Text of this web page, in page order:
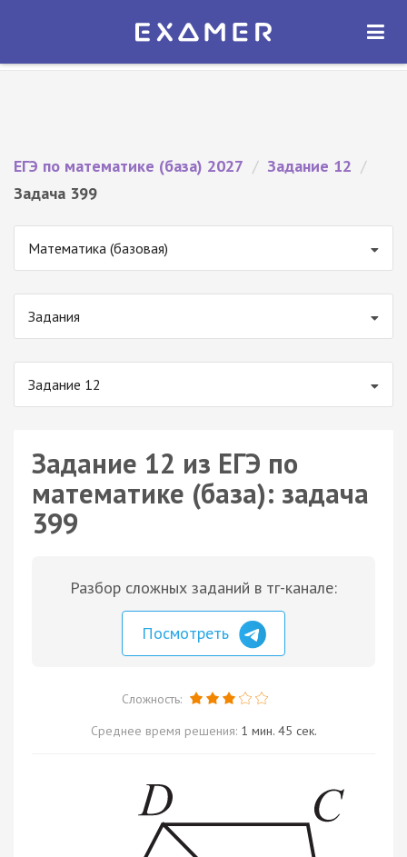
Экзамер — ЕГЭ 2027
ОТКРЫТЬ
ЕГЭ по математике (база) 2027 / Задание 12 /
Задача 399
Математика (базовая)
Задания
Задание 12
Задание 12 из ЕГЭ по
математике (база): задача
399
Разбор сложных заданий в тг-канале:
Посмотреть
Сложность:
Среднее время решения: 1 мин. 45 сек.